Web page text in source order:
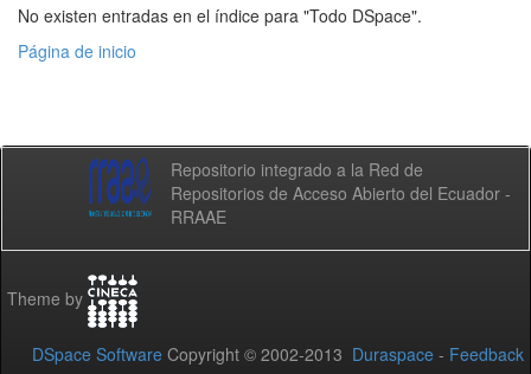
No existen entradas en el índice para "Todo DSpace".
Página de inicio
Repositorio integrado a la Red de
Repositorios de Acceso Abierto del Ecuador -
RRAAE
Theme by
DSpace Software Copyright © 2002-2013 Duraspace - Feedback